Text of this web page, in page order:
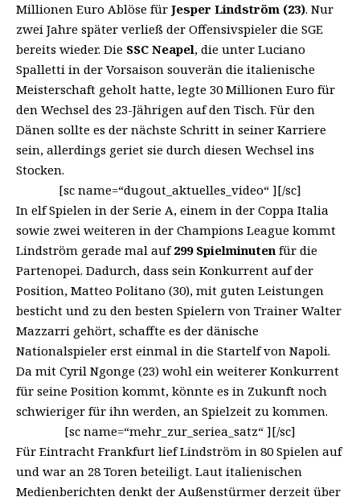
Millionen Euro Ablöse für Jesper Lindström (23). Nur
zwei Jahre später verließ der Offensivspieler die SGE
bereits wieder. Die SSC Neapel, die unter Luciano
Spalletti in der Vorsaison souverän die italienische
Meisterschaft geholt hatte, legte 30 Millionen Euro für
den Wechsel des 23-Jährigen auf den Tisch. Für den
Dänen sollte es der nächste Schritt in seiner Karriere
sein, allerdings geriet sie durch diesen Wechsel ins
Stocken.
[sc name=“dugout_aktuelles_video“ ][/sc]
In elf Spielen in der Serie A, einem in der Coppa Italia
sowie zwei weiteren in der Champions League kommt
Lindström gerade mal auf299 Spielminuten für die
Partenopei. Dadurch, dass sein Konkurrent auf der
Position, Matteo Politano (30), mit guten Leistungen
besticht und zu den besten Spielern von Trainer Walter
Mazzarri gehört, schaffte es der dänische
Nationalspieler erst einmal in die Startelf von Napoli.
Da mit Cyril Ngonge (23) wohl ein weiterer Konkurrent
für seine Position kommt, könnte es in Zukunft noch
schwieriger für ihn werden, an Spielzeit zu kommen.
[sc name=“mehr_zur_seriea_satz“ ][/sc]
Für Eintracht Frankfurt lief Lindström in 80 Spielen auf
und war an 28 Toren beteiligt. Laut italienischen
Medienberichten denkt der Außenstürmer derzeit über